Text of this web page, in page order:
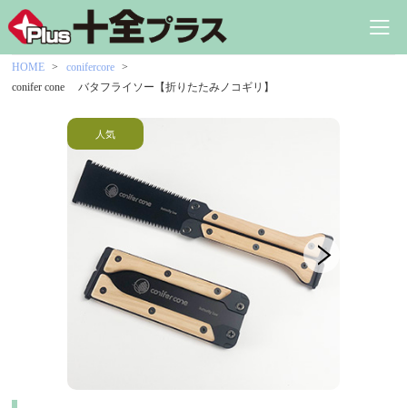
HOME
conifercore
conifer cone バタフライソー【折りたたみノコギリ】